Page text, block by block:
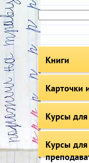
Книги
Карточки
Курсы
Курсы для